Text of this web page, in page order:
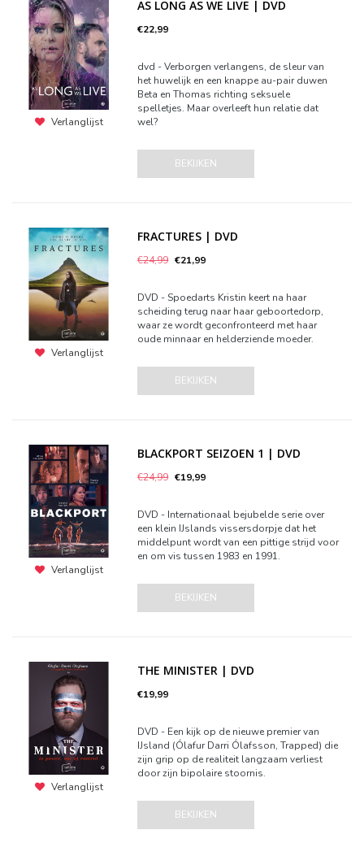
Verlanglijst
AS LONG AS WE LIVE | DVD
€22,99
dvd - Verborgen verlangens, de sleur van
het huwelijk en een knappe au-pair duwen
Beta en Thomas richting seksuele
spelletjes. Maar overleeft hun relatie dat
wel?
BEKIJKEN
Verlanglijst
FRACTURES | DVD
€24,99 €21,99
DVD - Spoedarts Kristin keert na haar
scheiding terug naar haar geboortedorp,
waar ze wordt geconfronteerd met haar
oude minnaar en helderziende moeder.
BEKIJKEN
Verlanglijst
BLACKPORT SEIZOEN 1 | DVD
€24,99 €19,99
DVD - Internationaal bejubelde serie over
een klein IJslands vissersdorpje dat het
middelpunt wordt van een pittige strijd voor
en om vis tussen 1983 en 1991.
BEKIJKEN
Verlanglijst
THE MINISTER | DVD
€19,99
DVD - Een kijk op de nieuwe premier van
IJsland (Ólafur Darri Ólafsson, Trapped) die
zijn grip op de realiteit langzaam verliest
door zijn bipolaire stoornis.
BEKIJKEN